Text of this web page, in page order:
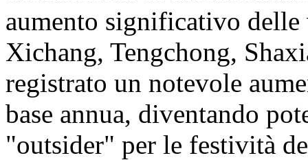
aumento significativo
Xichang, Tengchong,
registrato un notevole
base annua, diventando
"outsider" per le festività